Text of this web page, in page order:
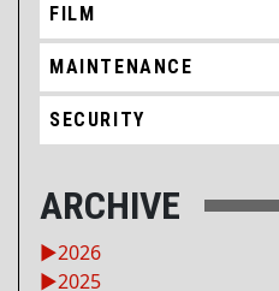
FILM
MAINTENANCE
SECURITY
ARCHIVE
►2026
►2025